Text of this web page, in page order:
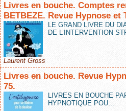
Livres en bouche. Comptes
BETBEZE. Revue Hypnose et
LE GRAND LIVRE DU
DE L’INTERVENTION
Laurent Gross
Livres en bouche. Revue
75.
LIVRES EN BOUCHE
HYPNOTIQUE POU...